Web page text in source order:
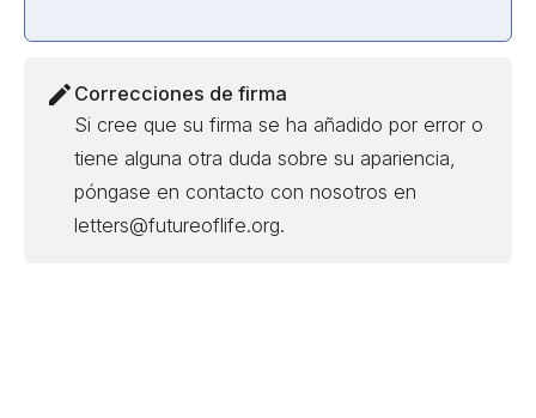
Correcciones de firma
Si cree que su firma se ha añadido por error o
tiene alguna otra duda sobre su apariencia,
póngase en contacto con nosotros en
letters@futureoflife.org.